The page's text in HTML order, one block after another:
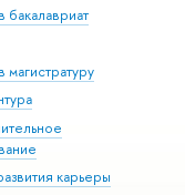
бакалавриат
карьеры